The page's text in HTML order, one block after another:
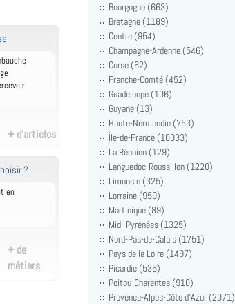
+ d'articles
?
en
+ de
métiers
Bourgogne (663)
Bretagne (1189)
Centre (954)
Champagne-Ardenne (546)
Corse (62)
Franche-Comté (452)
Guadeloupe (106)
Guyane (13)
Haute-Normandie (753)
Île-de-France (10033)
La Réunion (129)
Languedoc-Roussillon (1220)
Limousin (325)
Lorraine (959)
Martinique (89)
Midi-Pyrénées (1325)
Nord-Pas-de-Calais (1751)
Pays de la Loire (1497)
Picardie (536)
Poitou-Charentes (910)
Provence-Alpes-Côte d'Azur (2071)